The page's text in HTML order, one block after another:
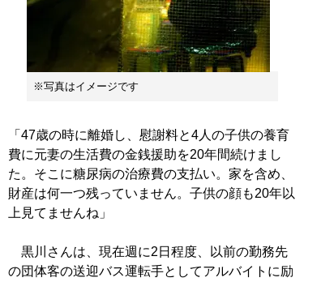
※写真はイメージです
「47歳の時に離婚し、慰謝料と4人の子供の養育
費に元妻の生活費の金銭援助を20年間続けまし
た。そこに糖尿病の治療費の支払い。家を含め、
財産は何一つ残っていません。子供の顔も20年以
上見てませんね」
黒川さんは、現在週に2日程度、以前の勤務先
の団体客の送迎バス運転手としてアルバイトに励